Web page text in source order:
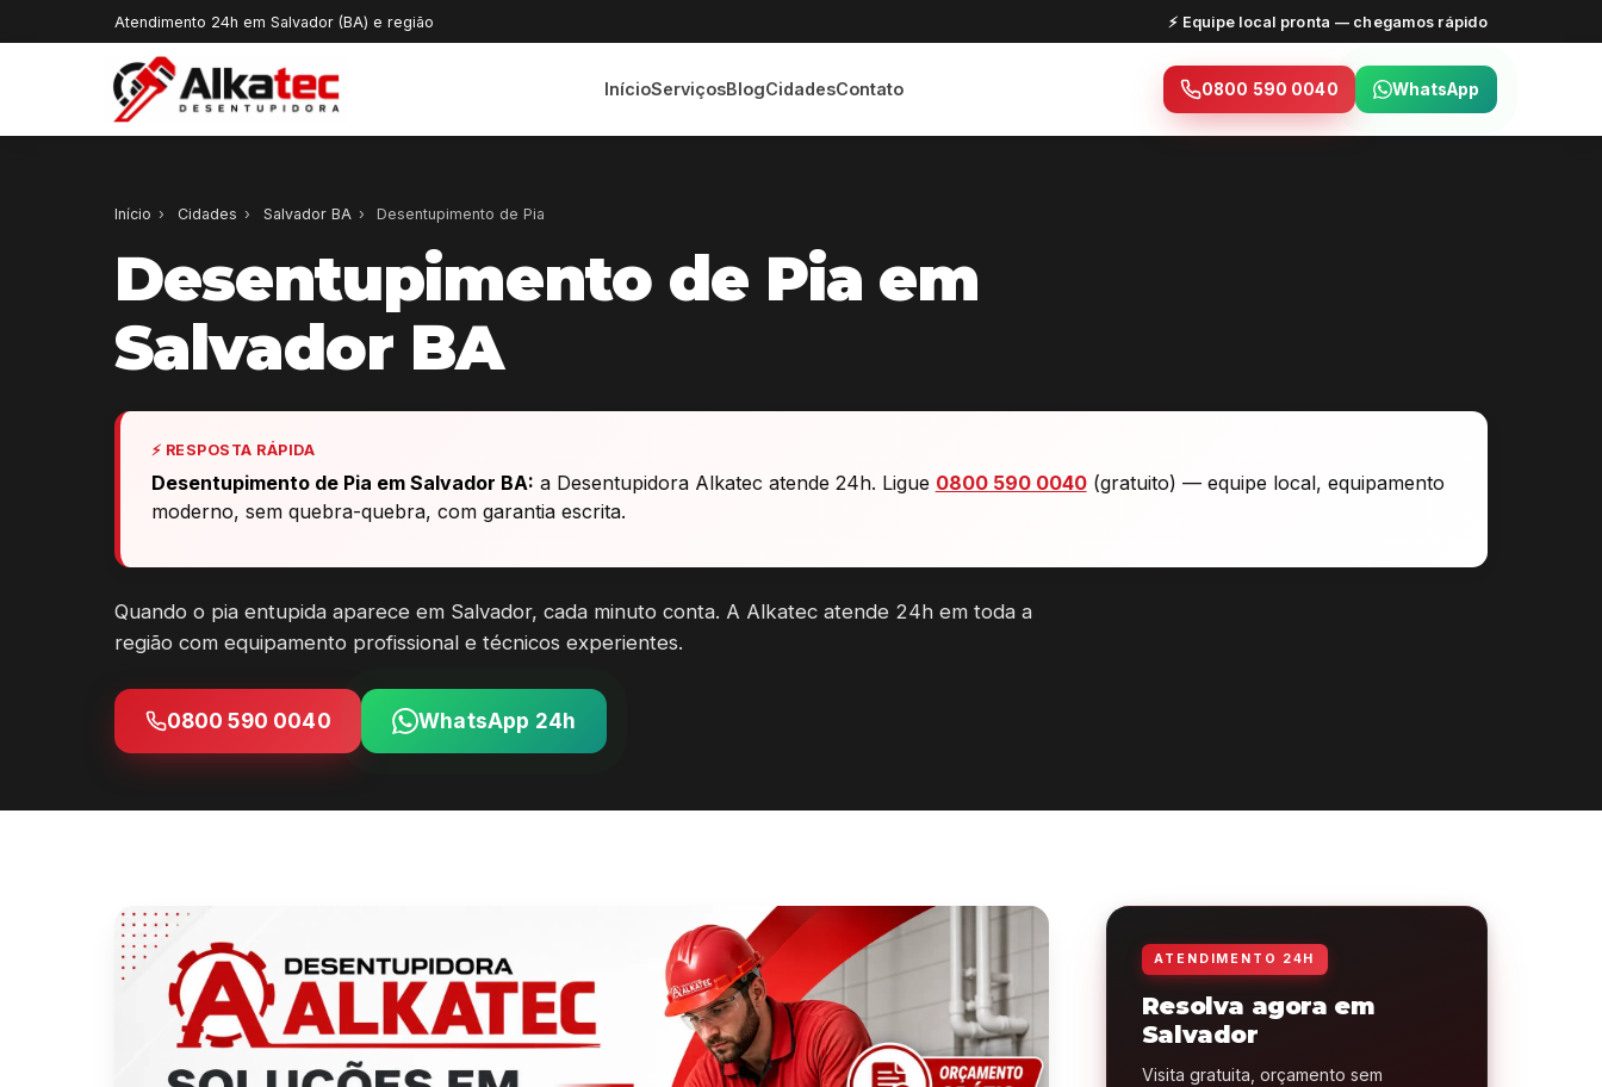
Atendimento 24h em Salvador (BA) e região ⚡ Equipe local pronta — chegamos rápido
InícioServiçosBlogCidadesContato 0800 590 0040 WhatsApp
Início › Cidades › Salvador BA › Desentupimento de Pia
Desentupimento de Pia em
Salvador BA
⚡ RESPOSTA RÁPIDA
Desentupimento de Pia em Salvador BA: a Desentupidora Alkatec atende 24h. Ligue 0800 590 0040(gratuito) — equipe local, equipamento
moderno, sem quebra-quebra, com garantia escrita.
Quando o pia entupida aparece em Salvador, cada minuto conta. A Alkatec atende 24h em toda a
região com equipamento profissional e técnicos experientes.
0800 590 0040 WhatsApp 24h
ATENDIMENTO 24H
Resolva agora em
Salvador
Visita gratuita, orçamento sem